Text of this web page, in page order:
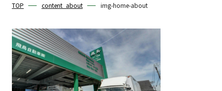
バン・トラック販売 新車リース
TOP content_about img-home-about